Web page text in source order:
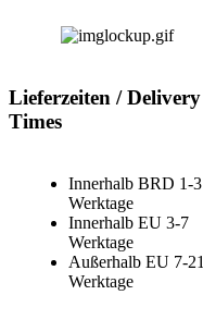
Lieferzeiten / Delivery
Times
Innerhalb BRD 1-3
Werktage
Innerhalb EU 3-7
Werktage
Außerhalb EU 7-21
Werktage